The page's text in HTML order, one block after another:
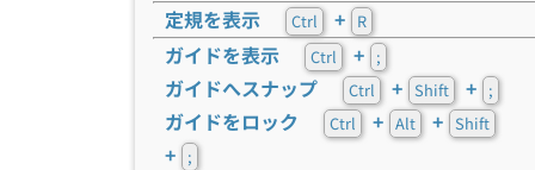
定規を表示
Ctrl + R
ガイドを表示 Ctrl + ;
ガイドへスナップ Ctrl + Shift + ;
ガイドをロック Ctrl + Alt + Shift
+ ;